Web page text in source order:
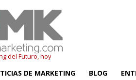
del Futuro, hoy
DE MARKETING BLOG